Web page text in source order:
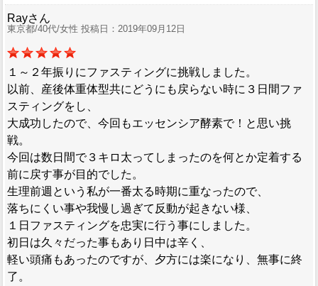
Rayさん
東京都/40代/女性 投稿日：2019年09月12日
１～２年振りにファスティングに挑戦しました。
以前、産後体重体型共にどうにも戻らない時に３日間ファ
スティングをし、
大成功したので、今回もエッセンシア酵素で！と思い挑
戦。
今回は数日間で３キロ太ってしまったのを何とか定着する
前に戻す事が目的でした。
生理前週という私が一番太る時期に重なったので、
落ちにくい事や我慢し過ぎて反動が起きない様、
１日ファスティングを忠実に行う事にしました。
初日は久々だった事もあり日中は辛く、
軽い頭痛もあったのですが、夕方には楽になり、無事に終
了。